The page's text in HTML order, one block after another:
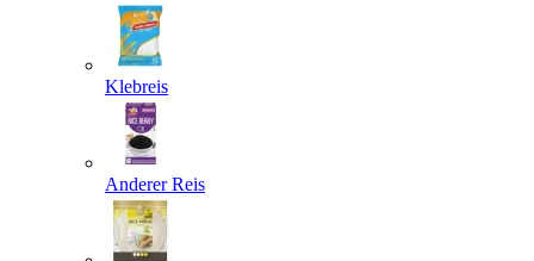
Klebreis
Anderer Reis